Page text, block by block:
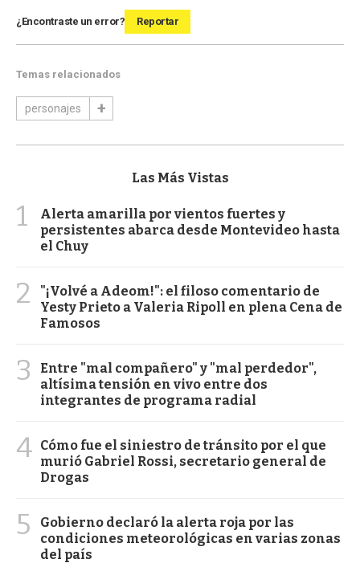
¿Encontraste un error? Reportar
Temas relacionados
personajes
Las Más Vistas
1
Alerta amarilla por vientos fuertes y
persistentes abarca desde Montevideo hasta
el Chuy
2
"¡Volvé a Adeom!": el filoso comentario de
Yesty Prieto a Valeria Ripoll en plena Cena de
Famosos
3
Entre "mal compañero" y "mal perdedor",
altísima tensión en vivo entre dos
integrantes de programa radial
4 Cómo fue el siniestro de tránsito por el que
murió Gabriel Rossi, secretario general de
Drogas
5
Gobierno declaró la alerta roja por las
condiciones meteorológicas en varias zonas
del país